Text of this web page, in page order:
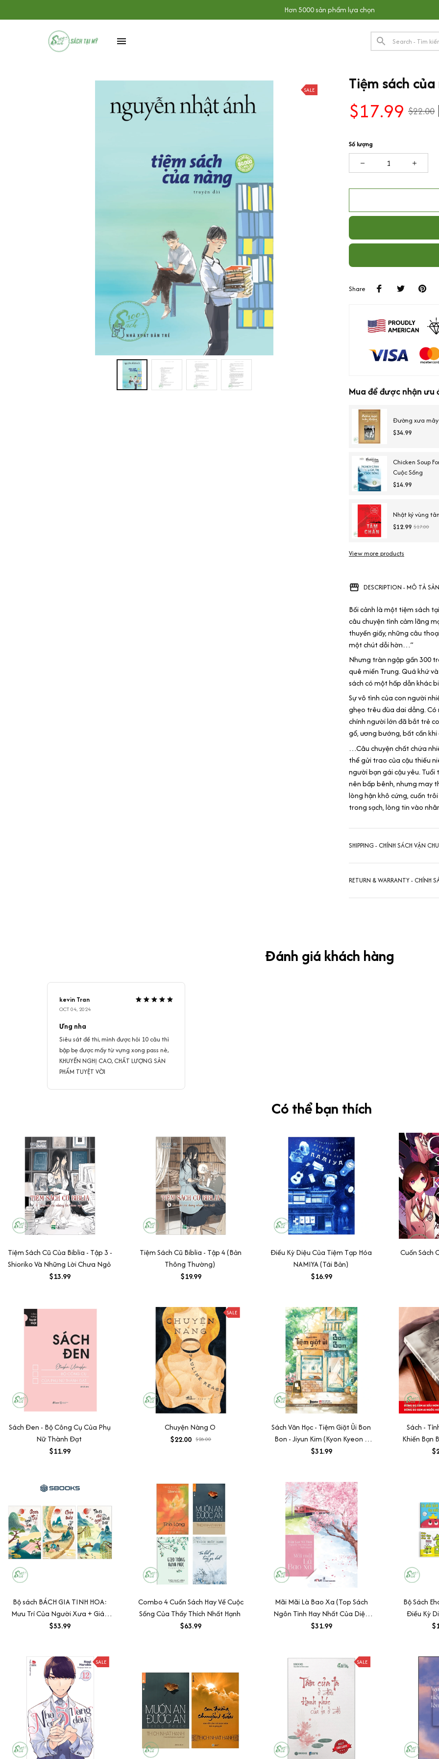
Hơn 5000 sản phẩm lựa chọn
SALE Tiệm sách
$17.99 $22.00
Số lượng
Share
Mua để được nhận ưu
Đường xưa
$34.99
Chicken Soup
Cuộc Sống
$14.99
Nhật ký vùng
$12.99 $17.00
View more products
DESCRIPTION - MÔ TẢ
Bối cảnh là một tiệm sách
câu chuyện tình cảm lãng
thuyền giấy, những câu
một chút dỗi hờn…”
Nhưng tràn ngập gần 300
quê miền Trung. Quá khứ
sách có một hấp dẫn khác
Sự vô tình của con người
ghẹo trêu đùa dai dẳng. Có
chính người lớn đã bắt trẻ
gổ, ương bướng, bất cần
…Câu chuyện chất chứa
thể gửi trao của cậu thiếu
người bạn gái cậu yêu.
nên bấp bênh, nhưng may
lòng hận khô cứng, cuốn
trong sạch, lòng tin vào
SHIPPING - CHÍNH SÁCH VẬN
RETURN & WARRANTY - CHÍNH
Đánh giá khách hàng
kevin Tran
OCT 04, 2024
Ưng nha
Siêu sát đề thi, mình được hỏi 10 câu thì
bập bẹ được mấy từ vựng xong pass nè,
KHUYẾN NGHỊ CAO, CHẤT LƯỢNG SẢN
PHẨM TUYỆT VỜI
Có thể bạn thích
Tiệm Sách Cũ Của Biblia - Tập 3 -
Shioriko Và Những Lời Chưa Ngỏ
$13.99
Tiệm Sách Cũ Biblia - Tập 4 (Bản
Thông Thường)
$19.99
Điều Kỳ Diệu Của Tiệm Tạp Hóa
NAMIYA (Tái Bản)
$16.99
Cuốn Sách
Sách Đen - Bộ Công Cụ Của Phụ
Nữ Thành Đạt
$11.99
SALE
Chuyện Nàng O
$22.00 $26.00
Sách Văn Học - Tiệm Giặt Ủi Bon
Bon - Jiyun Kim (Kyon Kyeon &
Nguyễn Thủy dịch)
$31.99
Sách -
Khiến Bạn
Đời Đầy
Bộ sách BÁCH GIA TINH HOA:
Mưu Trí Của Người Xưa + Giáo
Huấn Từ Cổ Nhân + Thuật Nhìn
$53.99
Combo 4 Cuốn Sách Hay Về Cuộc
Sống Của Thầy Thích Nhất Hạnh
$63.99
Mãi Mãi Là Bao Xa (Top Sách
Ngôn Tình Hay Nhất Của Diệp
Lạc Vô Tâm)
$31.99
Bộ Sách
Điều Kỳ
Những
SALE SALE